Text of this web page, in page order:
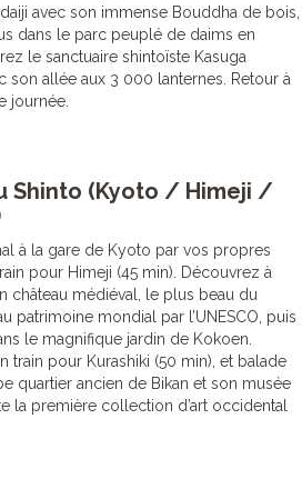
avec son immense Bouddha de bois,
dans le parc peuplé de daims en
le sanctuaire shintoïste Kasuga
son allée aux 3 000 lanternes. Retour à
journée.
Shinto (Kyoto / Himeji /
à la gare de Kyoto par vos propres
pour Himeji (45 min). Découvrez à
château médiéval, le plus beau du
patrimoine mondial par l’UNESCO, puis
le magnifique jardin de Kokoen.
train pour Kurashiki (50 min), et balade
quartier ancien de Bikan et son musée
la première collection d’art occidental